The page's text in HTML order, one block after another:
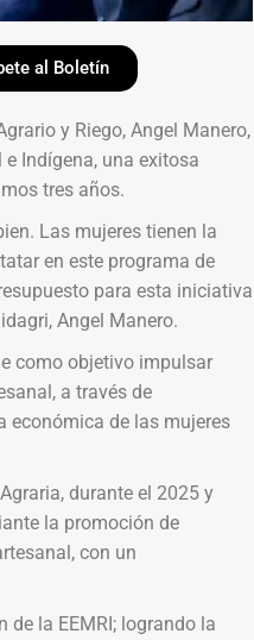
al Boletín
y Riego, Angel Manero,
Indígena, una exitosa
tres años.
Las mujeres tienen la
en este programa de
para esta iniciativa
Angel Manero.
como objetivo impulsar
a través de
económica de las mujeres
durante el 2025 y
la promoción de
con un
de la EEMRI; logrando la